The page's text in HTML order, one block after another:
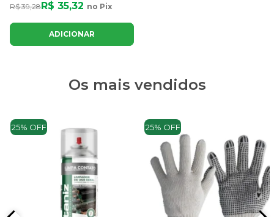
R$ 39,28R$ 35,32 no Pix
ADICIONAR
Os mais vendidos
25% OFF 25% OFF